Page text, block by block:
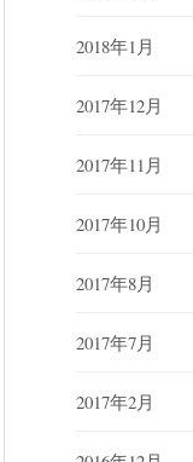
2018年1月
2017年12月
2017年11月
2017年10月
2017年8月
2017年7月
2017年2月